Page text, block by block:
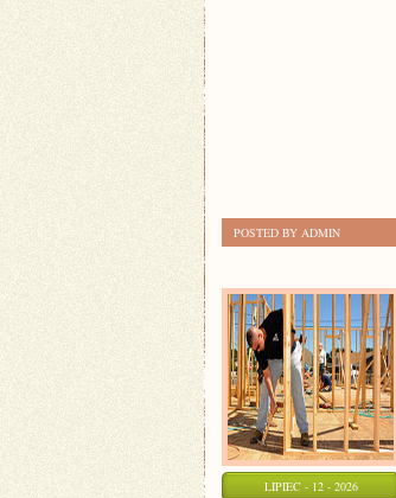
POSTED BY ADMIN
LIPIEC - 12 - 2026